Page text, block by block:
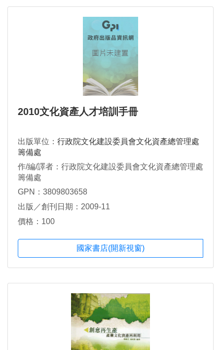
2010文化資產人才培訓手冊
出版單位： 行政院文化建設委員會文化資產總管理處
籌備處
作/編/譯者：行政院文化建設委員會文化資產總管理處
籌備處
GPN：3809803658
出版／創刊日期：2009-11
價格：100
國家書店(開新視窗)